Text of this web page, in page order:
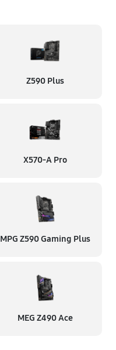
Z590 Plus
X570-A Pro
MPG Z590 Gaming Plus
MEG Z490 Ace